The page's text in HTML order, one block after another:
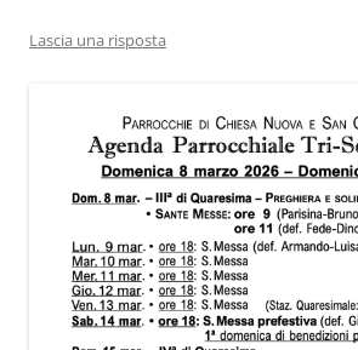
Lascia una risposta